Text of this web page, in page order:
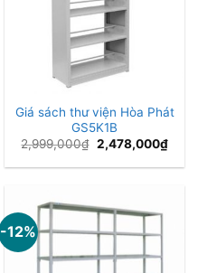
Giá sách thư viện Hòa Phát
GS5K1B
2,999,000₫ Giá
gốc
là:
2,478,000₫Giá
hiện
tại
-12%